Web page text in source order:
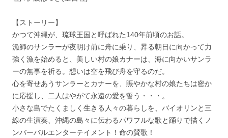
【ストーリー】
かつて沖縄が、琉球王国と呼ばれた140年前頃のお話。
漁師のサンラーが夜明け前に舟に乗り、昇る朝日に向かって力
強く漁を始めると、美しい村の娘カナーは、海に向かいサンラ
ーの無事を祈る。想いは空を飛び舟を守るのだ。
心を寄せあうサンラーとカナーを、賑やかな村の娘たちは密か
に応援し、二人はやがて永遠の愛を誓う・・・。
小さな島でたくましく生きる人々の暮らしを、バイオリンと三
線の生演奏、沖縄の島々に伝わるパワフルな歌と踊りで描くノ
ンバーバルエンターテイメント！命の賛歌！